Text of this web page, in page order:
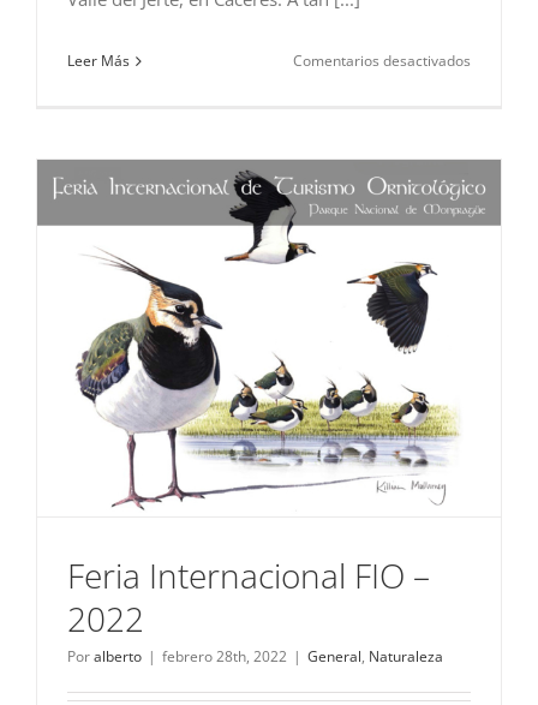
Leer Más Comentarios desactivados
2022
Feria Internacional FIO –
2022
Poralberto | febrero 28th, 2022 | General, Naturaleza